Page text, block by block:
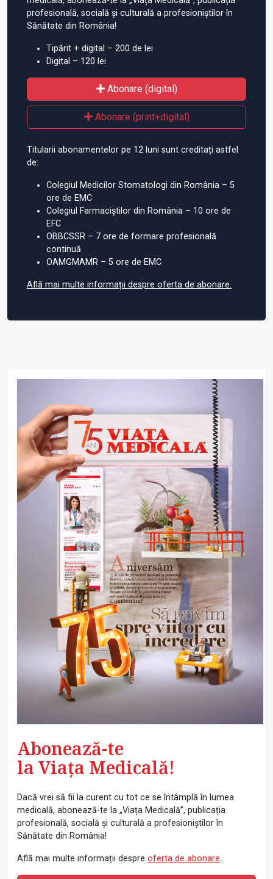
profesională, socială și culturală a profesioniștilor în
Sănătate din România!
Tipărit + digital – 200 de lei
Digital – 120 lei
Abonare (digital)
Abonare (print+digital)
Titularii abonamentelor pe 12 luni sunt creditați astfel
de:
Colegiul Medicilor Stomatologi din România – 5
ore de EMC
Colegiul Farmaciștilor din România – 10 ore de
EFC
OBBCSSR – 7 ore de formare profesională
continuă
OAMGMAMR – 5 ore de EMC
Află mai multe informații despre oferta de abonare.
Abonează-te
la Viața Medicală!
Dacă vrei să fii la curent cu tot ce se întâmplă în lumea
medicală, abonează-te la „Viața Medicală”, publicația
profesională, socială și culturală a profesioniștilor în
Sănătate din România!
Află mai multe informații despre oferta de abonare.